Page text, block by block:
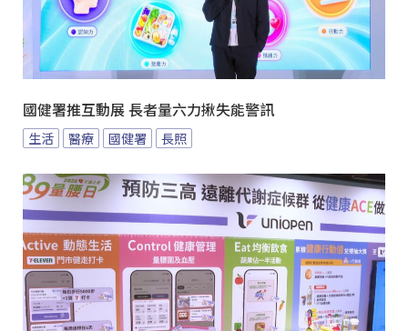
國健署推互動展 長者量六力揪失能警訊
生活 醫療 國健署 長照